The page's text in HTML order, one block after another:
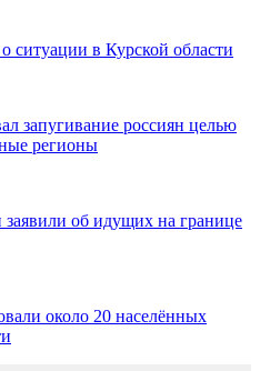
в Курской области
запугивание россиян целью
регионы
заявили об идущих на границе
около 20 населённых